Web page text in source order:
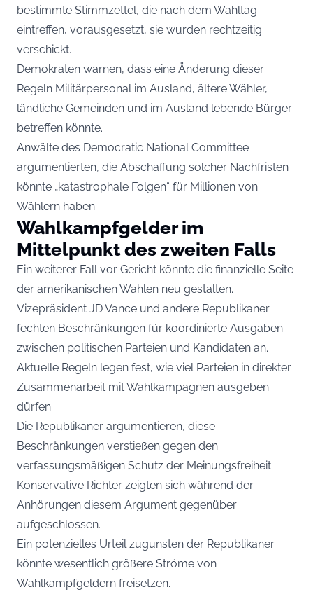
bestimmte Stimmzettel, die nach dem Wahltag
eintreffen, vorausgesetzt, sie wurden rechtzeitig
verschickt.
Demokraten warnen, dass eine Änderung dieser
Regeln Militärpersonal im Ausland, ältere Wähler,
ländliche Gemeinden und im Ausland lebende Bürger
betreffen könnte.
Anwälte des Democratic National Committee
argumentierten, die Abschaffung solcher Nachfristen
könnte „katastrophale Folgen“ für Millionen von
Wählern haben.
Wahlkampfgelder im
Mittelpunkt des zweiten Falls
Ein weiterer Fall vor Gericht könnte die finanzielle Seite
der amerikanischen Wahlen neu gestalten.
Vizepräsident JD Vance und andere Republikaner
fechten Beschränkungen für koordinierte Ausgaben
zwischen politischen Parteien und Kandidaten an.
Aktuelle Regeln legen fest, wie viel Parteien in direkter
Zusammenarbeit mit Wahlkampagnen ausgeben
dürfen.
Die Republikaner argumentieren, diese
Beschränkungen verstießen gegen den
verfassungsmäßigen Schutz der Meinungsfreiheit.
Konservative Richter zeigten sich während der
Anhörungen diesem Argument gegenüber
aufgeschlossen.
Ein potenzielles Urteil zugunsten der Republikaner
könnte wesentlich größere Ströme von
Wahlkampfgeldern freisetzen.